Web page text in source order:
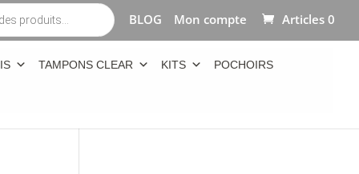
BLOG Mon compte Articles 0
TAMPONS CLEAR KITS POCHOIRS